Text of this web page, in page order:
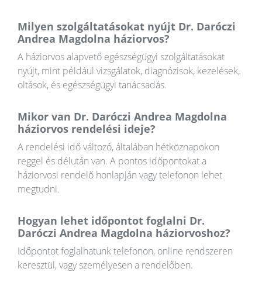
Milyen szolgáltatásokat nyújt Dr. Daróczi
Andrea Magdolna háziorvos?
A háziorvos alapvető egészségügyi szolgáltatásokat
nyújt, mint például vizsgálatok, diagnózisok, kezelések,
oltások, és egészségügyi tanácsadás.
Mikor van Dr. Daróczi Andrea Magdolna
háziorvos rendelési ideje?
A rendelési idő változó, általában hétköznapokon
reggel és délután van. A pontos időpontokat a
háziorvosi rendelő honlapján vagy telefonon lehet
megtudni.
Hogyan lehet időpontot foglalni Dr.
Daróczi Andrea Magdolna háziorvoshoz?
Időpontot foglalhatunk telefonon, online rendszeren
keresztül, vagy személyesen a rendelőben.